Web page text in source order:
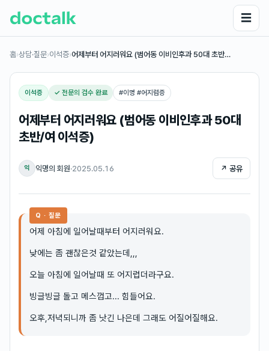
☰
홈›상담·질문›이석증›어제부터 어지러워요 (범어동 이비인후과 50대 초반…
이석증 ✓ 전문의 검수 완료 #이명 #어지럼증
어제부터 어지러워요 (범어동 이비인후과 50대
초반/여 이석증)
익 익명의 회원·2025.05.16 ↗ 공유
Q · 질문
어제 아침에 일어날때부터 어지러워요.
낮에는 좀 괜찮은것 같았는데,,,
오늘 아침에 일어날때 또 어지럽더라구요.
빙글빙글 돌고 메스껍고... 힘들어요.
오후,저녁되니까 좀 낫긴 나은데 그래도 어질어질해요.